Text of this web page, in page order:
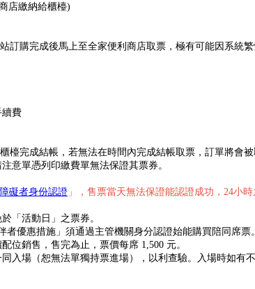
店繳納給櫃檯)
訂購完成後馬上至全家便利商店取票，極有可能因系
續費
檯完成結帳，若無法在時間內完成結帳取票，訂單將會
意單憑列印繳費單無法保證其票券。
礙者身份認證 」，售票當天無法保證能認證成功，24小
「活動日」之票券。
優惠措施」須通過主管機關身分認證始能購買陪同席票。
位銷售，售完為止，票價每席 1,500 元。
入場（恕無法單獨持票進場），以利查驗。入場時如有